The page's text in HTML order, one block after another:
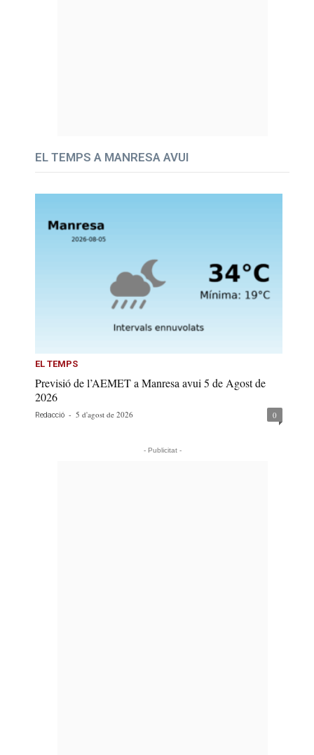
EL TEMPS A MANRESA AVUI
EL TEMPS
Previsió de l’AEMET a Manresa avui 5 de Agost de
2026
Redacció - 5 d'agost de 2026 0
- Publicitat -